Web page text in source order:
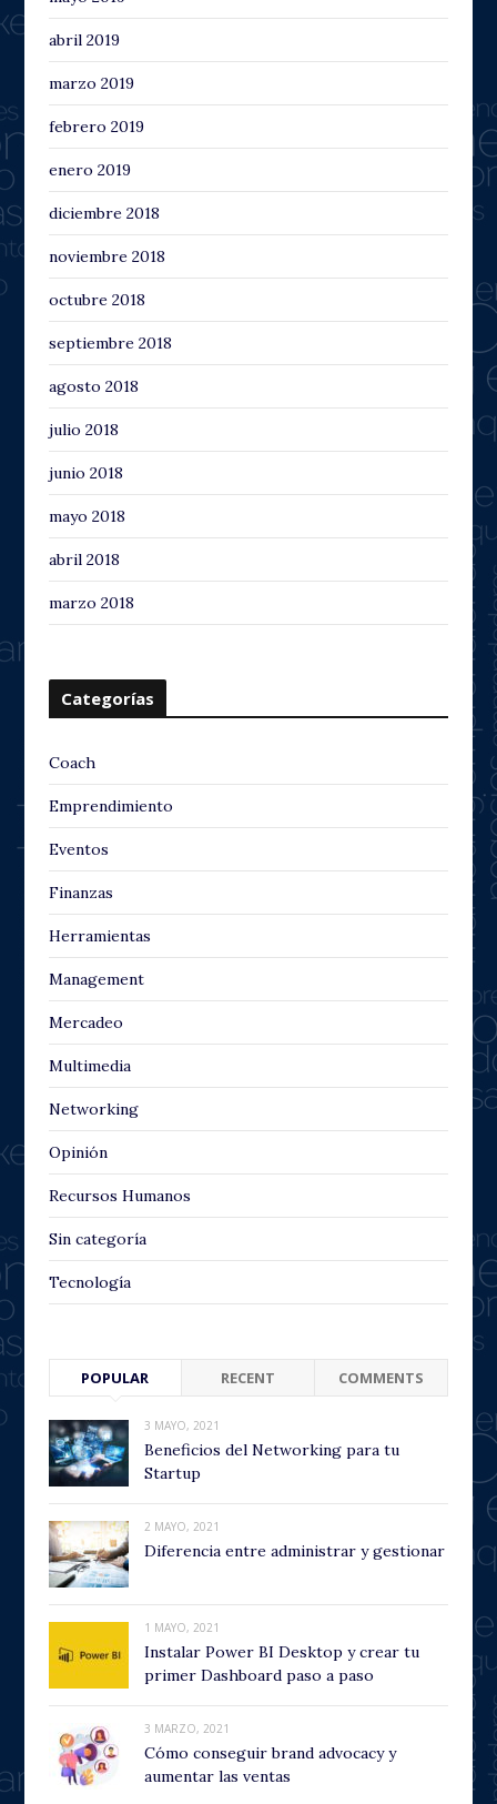
abril 2019
marzo 2019
febrero 2019
enero 2019
diciembre 2018
noviembre 2018
octubre 2018
septiembre 2018
agosto 2018
julio 2018
junio 2018
mayo 2018
abril 2018
marzo 2018
Categorías
Coach
Emprendimiento
Eventos
Finanzas
Herramientas
Management
Mercadeo
Multimedia
Networking
Opinión
Recursos Humanos
Sin categoría
Tecnología
POPULAR RECENT COMMENTS
3 MAYO, 2021
Beneficios del Networking para tu
Startup
2 MAYO, 2021
Diferencia entre administrar y gestionar
1 MAYO, 2021
Instalar Power BI Desktop y crear tu
primer Dashboard paso a paso
3 MARZO, 2021
Cómo conseguir brand advocacy y
aumentar las ventas